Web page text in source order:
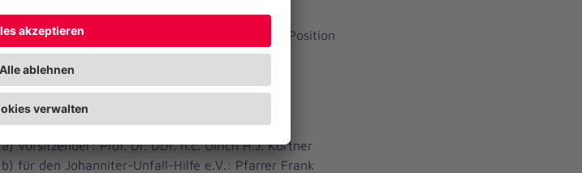
Organisation und sind dieser gegenüber nicht
weisungsgebunden. Sie sind in der Bildung ihrer Position
frei.
Derzeit besteht die Kommission aus folgenden
Mitgliedern:
a) Vorsitzender: Prof. Dr. DDr. h.c. Ulrich H.J. Körtner
b) für den Johanniter-Unfall-Hilfe e.V.: Pfarrer Frank